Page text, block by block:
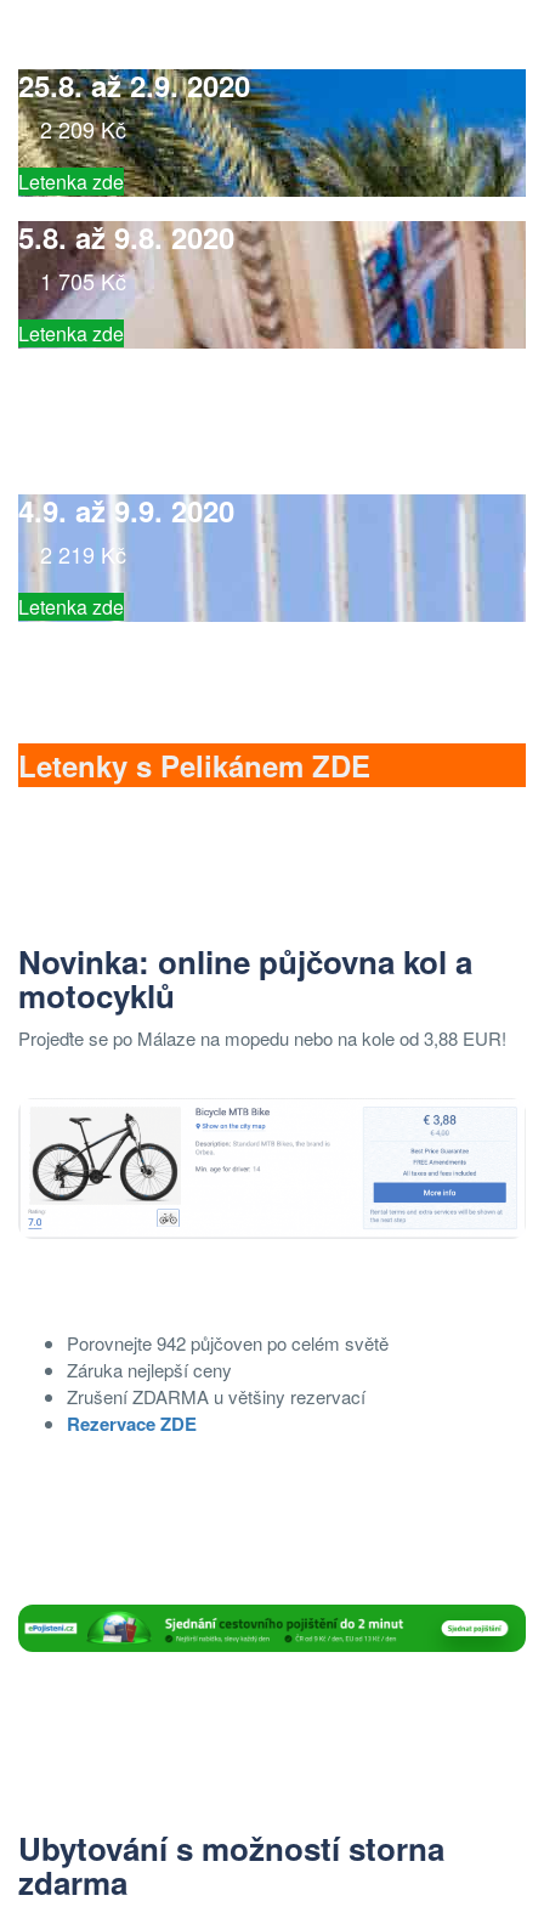
25.8. až 2.9. 2020
2 209 Kč
Letenka zde
5.8. až 9.8. 2020
1 705 Kč
Letenka zde
4.9. až 9.9. 2020
2 219 Kč
Letenka zde
Letenky s Pelikánem ZDE
Novinka: online půjčovna kol a
motocyklů
Projeďte se po Málaze na mopedu nebo na kole od 3,88 EUR!
Porovnejte 942 půjčoven po celém světě
Záruka nejlepší ceny
Zrušení ZDARMA u většiny rezervací
Rezervace ZDE
Ubytování s možností storna
zdarma